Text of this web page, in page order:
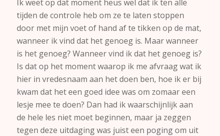
Ik weet op dat moment heus wel dat ik ten alle
tijden de controle heb om ze te laten stoppen
door met mijn voet of hand af te tikken op de mat,
wanneer ik vind dat het genoeg is. Maar wanneer
is het genoeg? Wanneer vind ik dat het genoeg is?
Is dat op het moment waarop ik me afvraag wat ik
hier in vredesnaam aan het doen ben, hoe ik er bij
kwam dat het een goed idee was om zomaar een
lesje mee te doen? Dan had ik waarschijnlijk aan
de hele les niet moet beginnen, maar ja zeggen
tegen deze uitdaging was juist een poging om uit